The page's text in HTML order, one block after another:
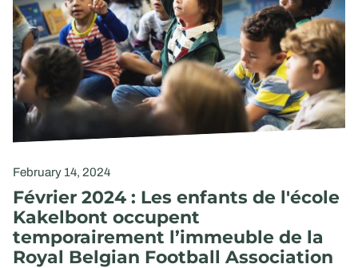
February 14, 2024
Février 2024 : Les enfants de l'école
Kakelbont occupent
temporairement l’immeuble de la
Royal Belgian Football Association